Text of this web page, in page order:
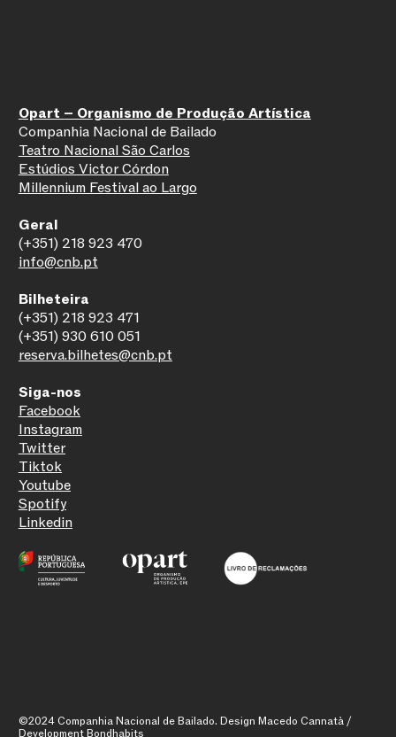
Opart – Organismo de Produção Artística
Companhia Nacional de Bailado
Teatro Nacional São Carlos
Estúdios Victor Córdon
Millennium Festival ao Largo
Siga-nos
Facebook
Instagram
Twitter
Tiktok
Youtube
Spotify
Linkedin
Geral
(+351) 218 923 470
info@cnb.pt
Bilheteira
(+351) 218 923 471
(+351) 930 610 051
reserva.bilhetes@cnb.pt
©2024 Companhia Nacional de Bailado. Design Macedo Cannatà /
Development Bondhabits